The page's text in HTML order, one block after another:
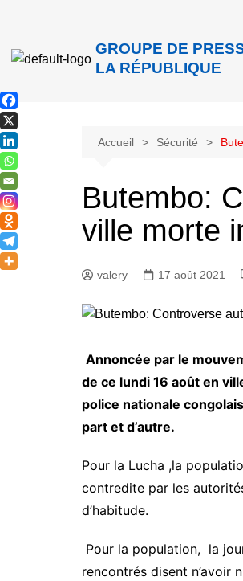
GROUPE DE
LA RÉPUBLIQUE
Accueil Sécurité
Butembo:
ville morte
valery 17 août 2021
Annoncée par le
de ce lundi 16 août en
police nationale
part et d’autre.
Pour la Lucha ,la
contredite par les
d’habitude.
Pour la population, la
rencontrés disent n’avoir